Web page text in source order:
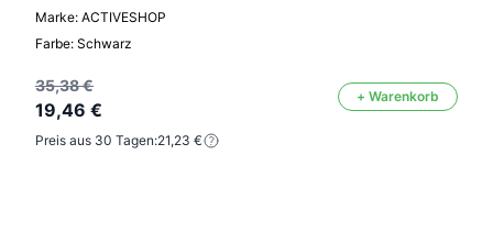
Marke: ACTIVESHOP
Farbe: Schwarz
35,38 €
19,46 €
+ Warenkorb
Preis aus 30 Tagen:21,23 €